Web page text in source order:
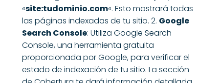
«site:tudominio.com«. Esto mostrará todas
las páginas indexadas de tu sitio. 2. Google
Search Console: Utiliza Google Search
Console, una herramienta gratuita
proporcionada por Google, para verificar el
estado de indexación de tu sitio. La sección